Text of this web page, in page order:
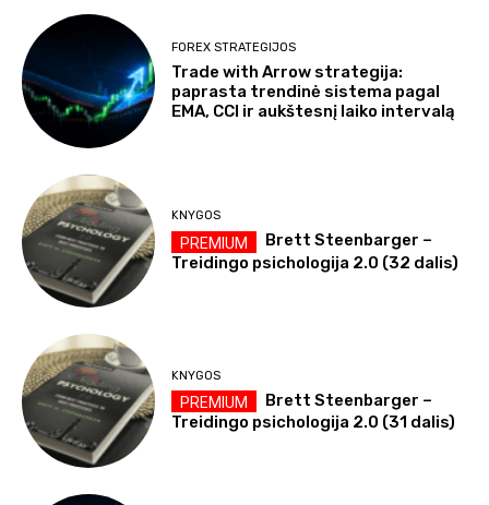
FOREX STRATEGIJOS
Trade with Arrow strategija:
paprasta trendinė sistema pagal
EMA, CCI ir aukštesnį laiko intervalą
KNYGOS
Brett Steenbarger –
Treidingo psichologija 2.0 (32 dalis)
KNYGOS
Brett Steenbarger –
Treidingo psichologija 2.0 (31 dalis)